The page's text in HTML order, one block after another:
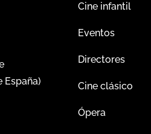
España)
Cine infantil
Eventos
Directores
Cine clásico
Ópera